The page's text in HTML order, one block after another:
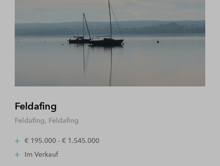
Feldafing
Feldafing, Feldafing
€ 195.000 - € 1.545.000
Im Verkauf